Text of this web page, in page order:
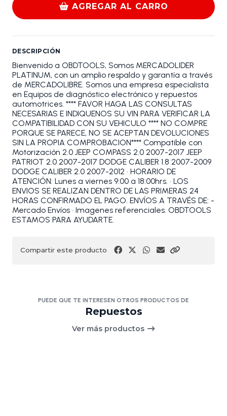
AGREGAR AL CARRO
DESCRIPCIÓN
Bienvenido a OBDTOOLS, Somos MERCADOLIDER
PLATINUM, con un amplio respaldo y garantía a través
de MERCADOLIBRE. Somos una empresa especialista
en Equipos de diagnóstico electrónico y repuestos
automotrices. **** FAVOR HAGA LAS CONSULTAS
NECESARIAS E INDIQUENOS SU VIN PARA VERIFICAR LA
COMPATIBILIDAD CON SU VEHICULO **** NO COMPRE
PORQUE SE PARECE, NO SE ACEPTAN DEVOLUCIONES
SIN LA PROPIA COMPROBACION**** Compatible con
Motorización 2.0 JEEP COMPASS 2.0 2007-2017 JEEP
PATRIOT 2.0 2007-2017 DODGE CALIBER 1.8 2007-2009
DODGE CALIBER 2.0 2007-2012 • HORARIO DE
ATENCIÓN: Lunes a viernes 9:00 a 18:00hrs. • LOS
ENVIOS SE REALIZAN DENTRO DE LAS PRIMERAS 24
HORAS CONFIRMADO EL PAGO. ENVÍOS A TRAVÉS DE: -
Mercado Envíos • Imagenes referenciales. OBDTOOLS
ESTAMOS PARA AYUDARTE.
Compartir este producto
PUEDE QUE TE INTERESEN OTROS PRODUCTOS DE
Repuestos
Ver más productos